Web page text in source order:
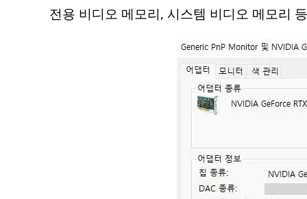
전용 비디오 메모리, 시스템 비디오 메모리